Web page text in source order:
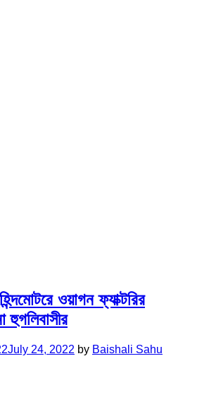
ওয়াগন ফ্যাক্টরির
হুগলিবাসীর
July 24, 2022 by Baishali Sahu